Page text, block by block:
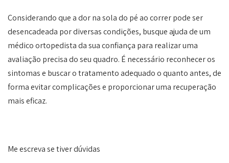
Considerando que a dor na sola do pé ao correr pode ser
desencadeada por diversas condições, busque ajuda de um
médico ortopedista da sua confiança para realizar uma
avaliação precisa do seu quadro. É necessário reconhecer os
sintomas e buscar o tratamento adequado o quanto antes, de
forma evitar complicações e proporcionar uma recuperação
mais eficaz.
Me escreva se tiver dúvidas